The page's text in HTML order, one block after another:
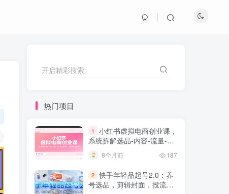
开启精彩搜索
热门项目
1
小红书虚拟电商创业课，
系统拆解选品-内容-流量-变
8个月前 187
2 快手年轻品起号2.0：养
号选品，剪辑封面，投流技